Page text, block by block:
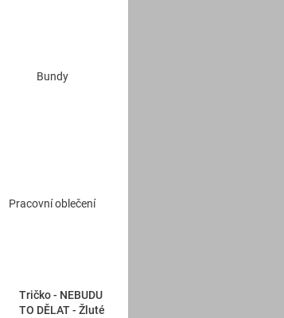
Bundy
Pracovní oblečení
Tričko - NEBUDU
TO DĚLAT - Žluté